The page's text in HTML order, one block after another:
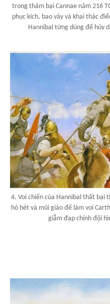
trong thảm bại Cannae năm 216
phục kích, bao vây và khai thác
Hannibal từng dùng để hủy
4. Voi chiến của Hannibal thất bại
hò hét và mũi giáo để làm voi
giẫm đạp chính đội